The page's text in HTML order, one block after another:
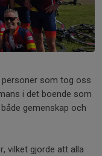
personer som tog oss
i det boende som
gemenskap och
vilket gjorde att alla